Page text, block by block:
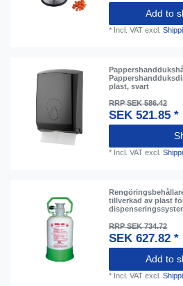
Add to
* Incl. VAT excl.
plast, svart
RRP SEK 586.42
SEK 521.85 *
* Incl. VAT excl.
tillverkad av plast
RRP SEK 734.72
SEK 627.82 *
Add to
* Incl. VAT excl.